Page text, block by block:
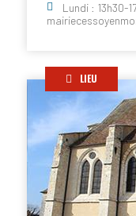
Lundi : 13h30-
LIEU